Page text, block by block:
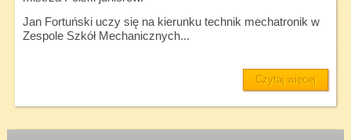
Jan Fortuński uczy się na kierunku technik mechatronik w
Zespole Szkół Mechanicznych...
Czytaj więcej